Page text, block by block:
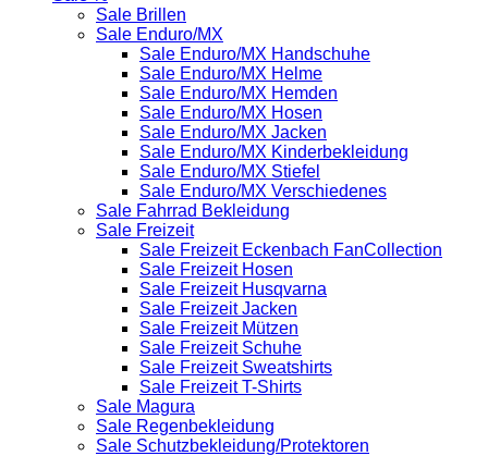
Sale Brillen
Sale Enduro/MX
Sale Enduro/MX Handschuhe
Sale Enduro/MX Helme
Sale Enduro/MX Hemden
Sale Enduro/MX Hosen
Sale Enduro/MX Jacken
Sale Enduro/MX Kinderbekleidung
Sale Enduro/MX Stiefel
Sale Enduro/MX Verschiedenes
Sale Fahrrad Bekleidung
Sale Freizeit
Sale Freizeit Eckenbach FanCollection
Sale Freizeit Hosen
Sale Freizeit Husqvarna
Sale Freizeit Jacken
Sale Freizeit Mützen
Sale Freizeit Schuhe
Sale Freizeit Sweatshirts
Sale Freizeit T-Shirts
Sale Magura
Sale Regenbekleidung
Sale Schutzbekleidung/Protektoren